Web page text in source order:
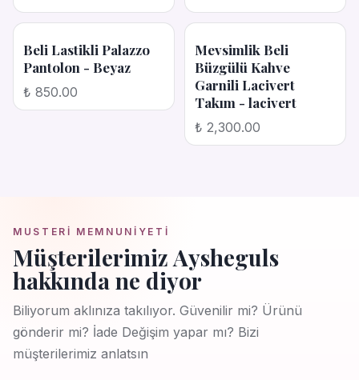
Beli Lastikli Palazzo
Pantolon - Beyaz
₺ 850.00
Mevsimlik Beli
Büzgülü Kahve
Garnili Lacivert
Takım - lacivert
₺ 2,300.00
MUSTERI MEMNUNIYETI
Müşterilerimiz Aysheguls
hakkında ne diyor
Biliyorum aklınıza takılıyor. Güvenilir mi? Ürünü
gönderir mi? İade Değişim yapar mı? Bizi
müşterilerimiz anlatsın